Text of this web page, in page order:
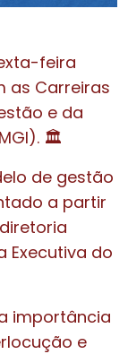
feira
as Carreiras
e da
🏛️
de gestão
a partir
Executiva do
importância
e